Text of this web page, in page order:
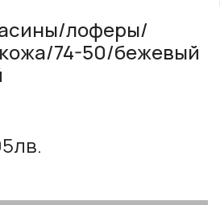
лоферы/
74-50/бежевый